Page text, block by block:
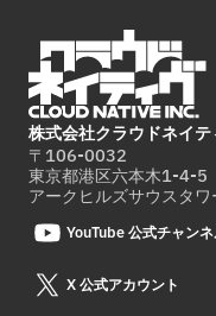
株式会社クラウドネイテ
〒106-0032
東京都港区六本木1-4-5
アークヒルズサウスタ
YouTube 公式チャン
X 公式アカウント